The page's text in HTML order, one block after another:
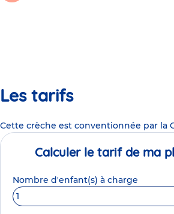
Les tarifs
Cette crèche est conventionnée par la
Calculer le tarif de ma
Nombre d'enfant(s) à charge
1